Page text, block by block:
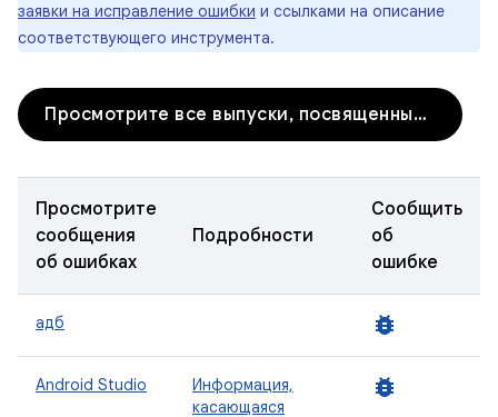
заявки на исправление ошибки и ссылками на описание
соответствующего инструмента.
Просмотрите все выпуски, посвященные инструментам разработчика.
Просмотрите
сообщения
об ошибках
Подробности
Сообщить
об
ошибке
адб bug_report
Android Studio
Информация,
касающаяся
bug_report